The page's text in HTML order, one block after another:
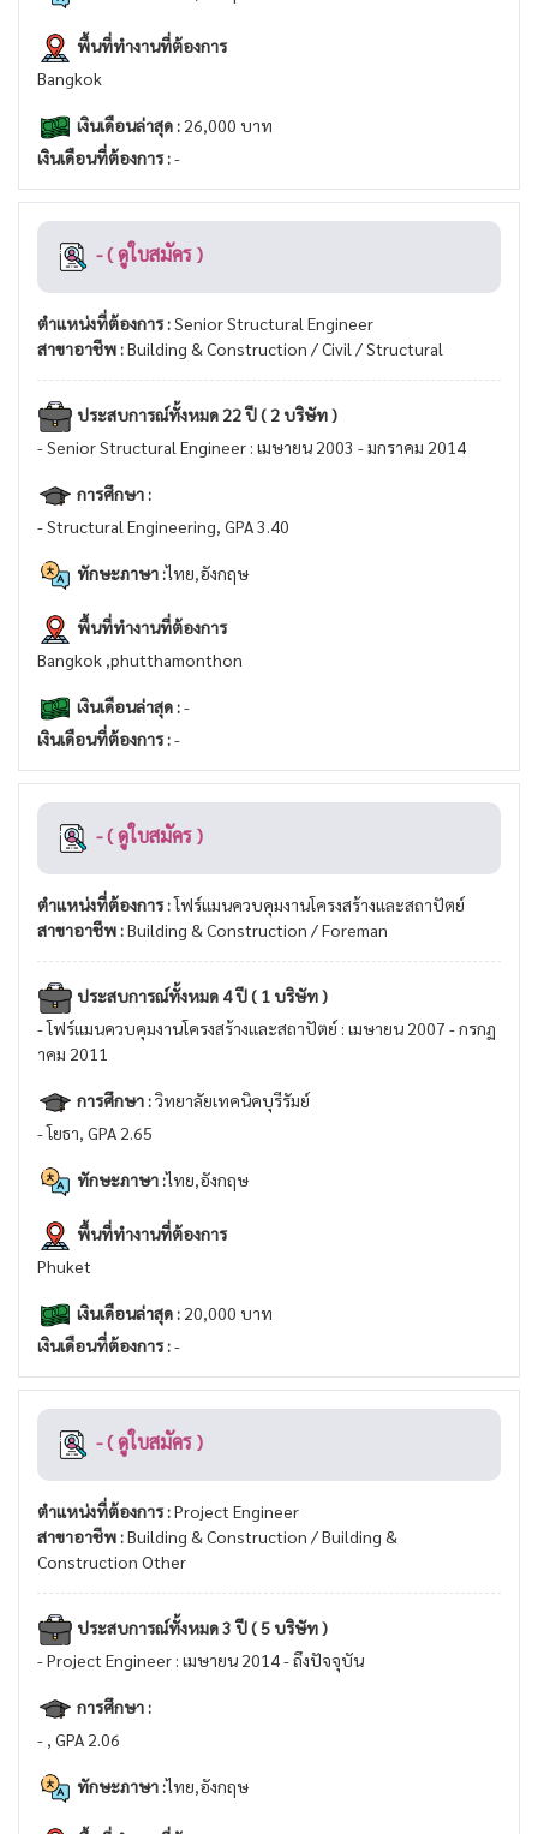
พื้นที่ทำงานที่ต้องการ
Bangkok
เงินเดือนล่าสุด : 26,000 บาท
เงินเดือนที่ต้องการ :-
- ( ดูใบสมัคร )
ตำแหน่งที่ต้องการ :Senior Structural Engineer
สาขาอาชีพ :Building & Construction / Civil / Structural
ประสบการณ์ทั้งหมด 22 ปี ( 2 บริษัท )
- Senior Structural Engineer : เมษายน 2003 - มกราคม 2014
การศึกษา :
- Structural Engineering, GPA 3.40
ทักษะภาษา :ไทย,อังกฤษ
พื้นที่ทำงานที่ต้องการ
Bangkok ,phutthamonthon
เงินเดือนล่าสุด :-
เงินเดือนที่ต้องการ :-
- ( ดูใบสมัคร )
ตำแหน่งที่ต้องการ :โฟร์แมนควบคุมงานโครงสร้างและสถาปัตย์
สาขาอาชีพ :Building & Construction / Foreman
ประสบการณ์ทั้งหมด 4 ปี ( 1 บริษัท )
- โฟร์แมนควบคุมงานโครงสร้างและสถาปัตย์ : เมษายน 2007 - กรกฏ
าคม 2011
การศึกษา :วิทยาลัยเทคนิคบุรีรัมย์
- โยธา, GPA 2.65
ทักษะภาษา :ไทย,อังกฤษ
พื้นที่ทำงานที่ต้องการ
Phuket
เงินเดือนล่าสุด : 20,000 บาท
เงินเดือนที่ต้องการ :-
- ( ดูใบสมัคร )
ตำแหน่งที่ต้องการ :Project Engineer
สาขาอาชีพ :Building & Construction / Building &
Construction Other
ประสบการณ์ทั้งหมด 3 ปี ( 5 บริษัท )
- Project Engineer : เมษายน 2014 - ถึงปัจจุบัน
การศึกษา :
- , GPA 2.06
ทักษะภาษา :ไทย,อังกฤษ